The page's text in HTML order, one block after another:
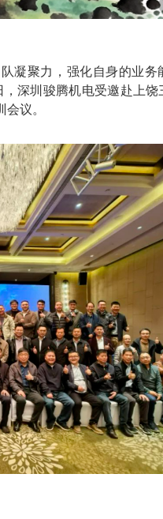
凝聚力，强化自身的业务
深圳骏腾机电受邀赴上饶
议。